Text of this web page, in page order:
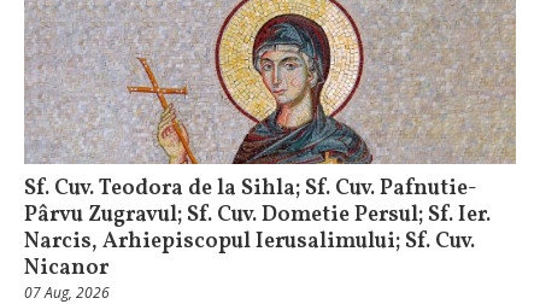
Sf. Cuv. Teodora de la Sihla; Sf. Cuv. Pafnutie-
Pârvu Zugravul; Sf. Cuv. Dometie Persul; Sf. Ier.
Narcis, Arhiepiscopul Ierusalimului; Sf. Cuv.
Nicanor
07 Aug, 2026